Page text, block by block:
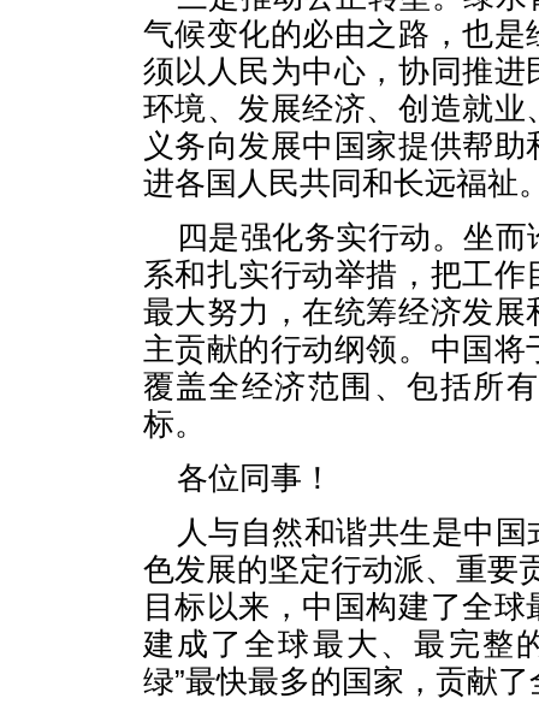
气候变化的必由之路，也
须以人民为中心，协同推
环境、发展经济、创造就
义务向发展中国家提供帮
进各国人民共同和长远福祉
四是强化务实行动。坐
系和扎实行动举措，把工
最大努力，在统筹经济发
主贡献的行动纲领。中国
覆盖全经济范围、包括所
标。
各位同事！
人与自然和谐共生是中
色发展的坚定行动派、重要
目标以来，中国构建了全
建成了全球最大、最完整
绿”最快最多的国家，贡献